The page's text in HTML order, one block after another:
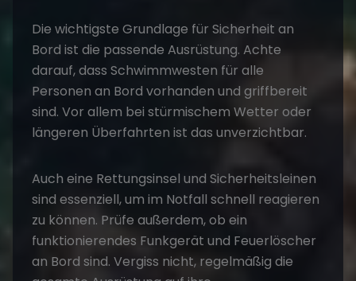
Die wichtigste Grundlage für Sicherheit an
Bord ist die passende Ausrüstung. Achte
darauf, dass Schwimmwesten für alle
Personen an Bord vorhanden und griffbereit
sind. Vor allem bei stürmischem Wetter oder
längeren Überfahrten ist das unverzichtbar.
Auch eine Rettungsinsel und Sicherheitsleinen
sind essenziell, um im Notfall schnell reagieren
zu können. Prüfe außerdem, ob ein
funktionierendes Funkgerät und Feuerlöscher
an Bord sind. Vergiss nicht, regelmäßig die